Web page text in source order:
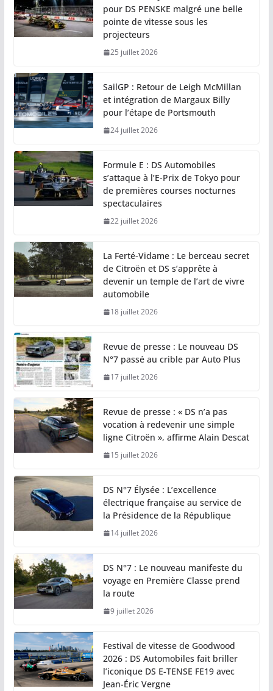
pour DS PENSKE malgré une belle
pointe de vitesse sous les
projecteurs
25 juillet 2026
SailGP : Retour de Leigh McMillan
et intégration de Margaux Billy
pour l’étape de Portsmouth
24 juillet 2026
Formule E : DS Automobiles
s’attaque à l’E-Prix de Tokyo pour
de premières courses nocturnes
spectaculaires
22 juillet 2026
La Ferté-Vidame : Le berceau secret
de Citroën et DS s’apprête à
devenir un temple de l’art de vivre
automobile
18 juillet 2026
Revue de presse : Le nouveau DS
N°7 passé au crible par Auto Plus
17 juillet 2026
Revue de presse : « DS n’a pas
vocation à redevenir une simple
ligne Citroën », affirme Alain Descat
15 juillet 2026
DS N°7 Élysée : L’excellence
électrique française au service de
la Présidence de la République
14 juillet 2026
DS N°7 : Le nouveau manifeste du
voyage en Première Classe prend
la route
9 juillet 2026
Festival de vitesse de Goodwood
2026 : DS Automobiles fait briller
l’iconique DS E-TENSE FE19 avec
Jean-Éric Vergne